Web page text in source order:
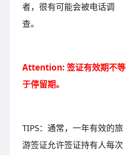
者，很有可能会被电话调
查。
Attention: 签证有效期不等
于停留期。
TIPS：通常，一年有效的旅
游签证允许签证持有人每次